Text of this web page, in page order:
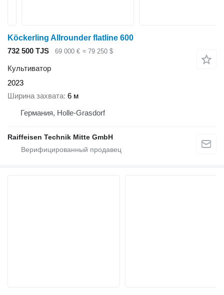
Köckerling Allrounder flatline 600
732 500 TJS
69 000 € ≈ 79 250 $
Культиватор
2023
Ширина захвата 6 м
Германия, Holle-Grasdorf
Raiffeisen Technik Mitte GmbH